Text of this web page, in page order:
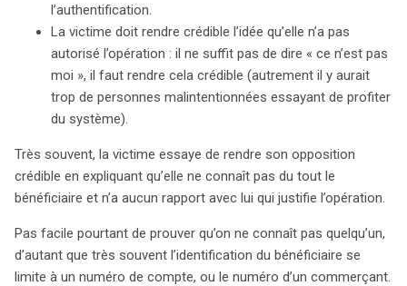
l’authentification.
La victime doit rendre crédible l’idée qu’elle n’a pas
autorisé l’opération : il ne suffit pas de dire « ce n’est pas
moi », il faut rendre cela crédible (autrement il y aurait
trop de personnes malintentionnées essayant de profiter
du système).
Très souvent, la victime essaye de rendre son opposition
crédible en expliquant qu’elle ne connaît pas du tout le
bénéficiaire et n’a aucun rapport avec lui qui justifie l’opération.
Pas facile pourtant de prouver qu’on ne connaît pas quelqu’un,
d’autant que très souvent l’identification du bénéficiaire se
limite à un numéro de compte, ou le numéro d’un commerçant.